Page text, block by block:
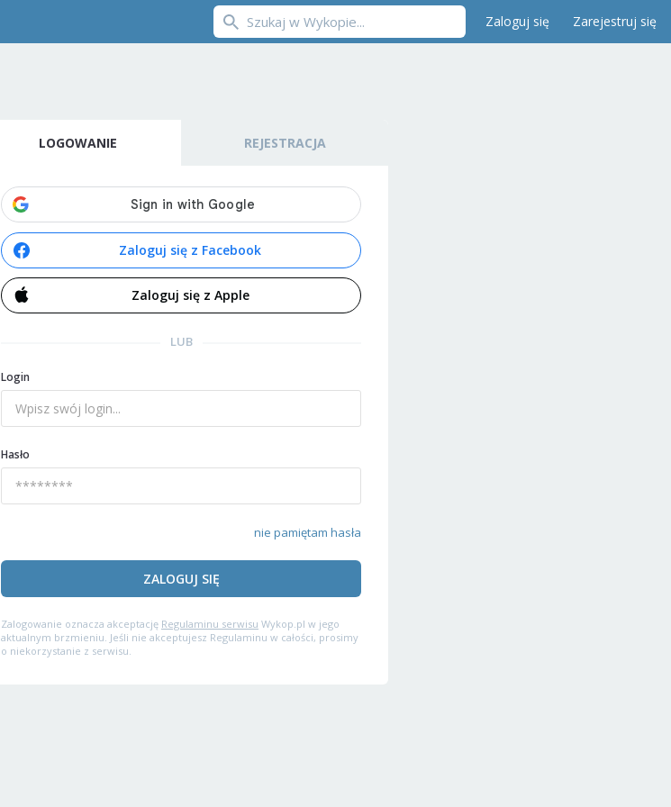
Zaloguj się Zarejestruj się
LOGOWANIE REJESTRACJA
Zaloguj się z Facebook
Zaloguj się z Apple
LUB
Login
Hasło
nie pamiętam hasła
ZALOGUJ SIĘ
Zalogowanie oznacza akceptację Regulaminu serwisu Wykop.pl w jego
aktualnym brzmieniu. Jeśli nie akceptujesz Regulaminu w całości, prosimy
o niekorzystanie z serwisu.